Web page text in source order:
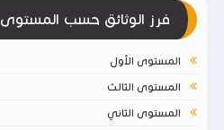
فرز الوثائق حسب المستوى
المستوى الأول
المستوى الثالث
المستوى الثاني